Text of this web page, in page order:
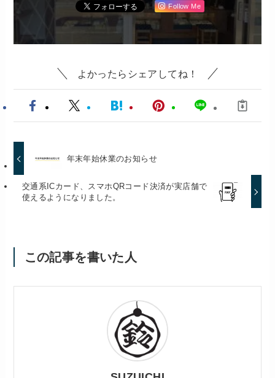
Follow Me
よかったらシェアしてね！
年末年始休業のお知らせ
交通系ICカード、スマホQRコード決済が実店舗で
使えるようになりました。
この記事を書いた人